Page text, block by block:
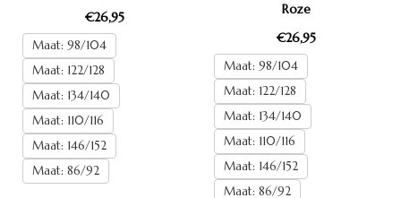
€26,95
Maat: 98/104
Maat: 122/128
Maat: 134/140
Maat: 110/116
Maat: 146/152
Maat: 86/92
Roze
€26,95
Maat: 98/104
Maat: 122/128
Maat: 134/140
Maat: 110/116
Maat: 146/152
Maat: 86/92